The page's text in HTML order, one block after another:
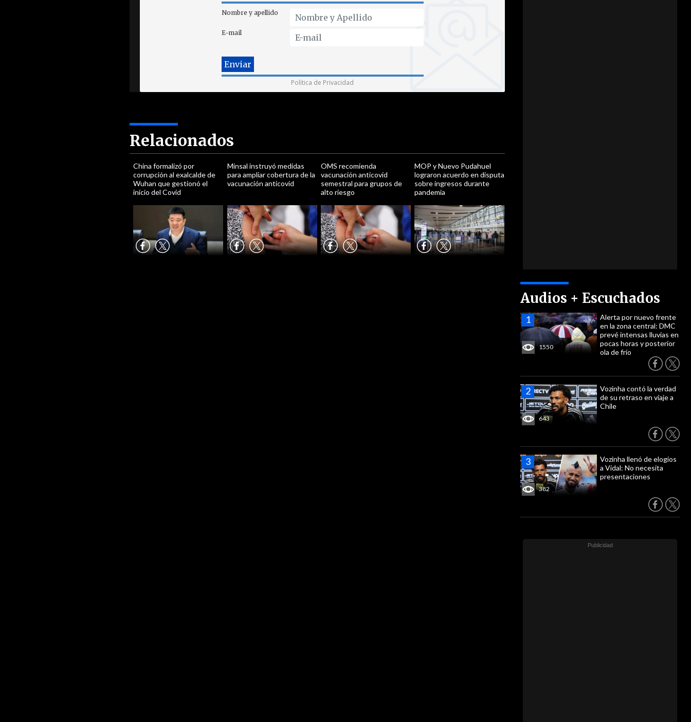
Audios + Escuchados
1550
Alerta por nuevo frente
en la zona central: DMC
prevé intensas lluvias en
pocas horas y posterior
ola de frío
643
Vozinha contó la verdad
de su retraso en viaje a
Chile
382
Vozinha llenó de elogios
a Vidal: No necesita
presentaciones
Nombre y apellido
E-mail
Política de Privacidad
Relacionados
China formalizó por
corrupción al exalcalde de
Wuhan que gestionó el
inicio del Covid
Minsal instruyó medidas
para ampliar cobertura de la
vacunación anticovid
OMS recomienda
vacunación anticovid
semestral para grupos de
alto riesgo
MOP y Nuevo Pudahuel
lograron acuerdo en disputa
sobre ingresos durante
pandemia